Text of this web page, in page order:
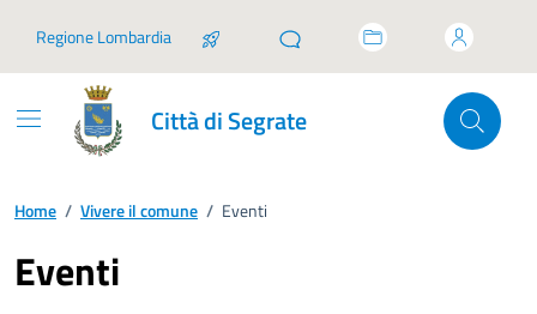
Regione Lombardia
Città di Segrate
Home / Vivere il comune / Eventi
Eventi